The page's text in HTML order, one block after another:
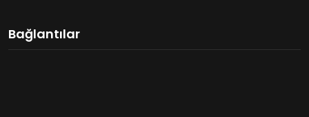
Bağlantılar